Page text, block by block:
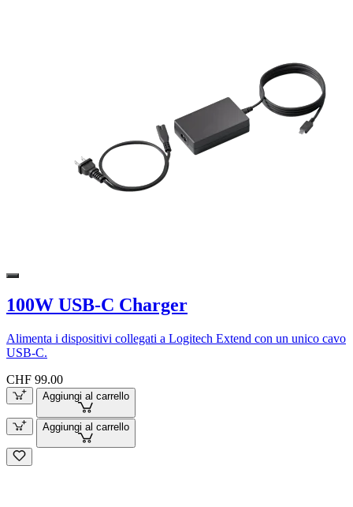
100W USB-C Charger
Alimenta i dispositivi collegati a Logitech Extend con un unico cavo
USB-C.
CHF 99.00
Aggiungi al carrello
Aggiungi al carrello